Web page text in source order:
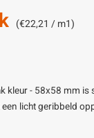
Olie en
(€22,21 / m1)
kleur - 58x58 mm
licht geribbeld